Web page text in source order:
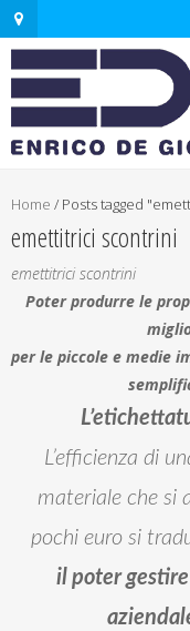
Home / Posts tagged
emettitrici scontrini
emettitrici scontrini
Poter produrre le
per le piccole e medie
L’efficienza di
materiale che si
pochi euro si
il poter